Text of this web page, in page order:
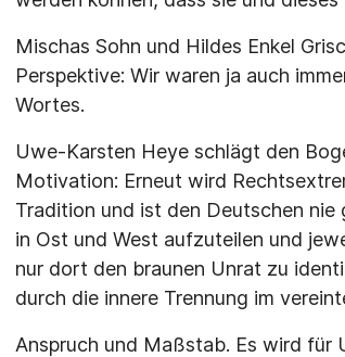
Mischas Sohn und Hildes Enkel
Perspektive: Wir waren ja auch
Wortes.
Uwe-Karsten Heye schlägt den
Motivation: Erneut wird
Tradition und ist den Deutschen
in Ost und West aufzuteilen und
nur dort den braunen Unrat zu
durch die innere Trennung im
Anspruch und Maßstab. Es wird